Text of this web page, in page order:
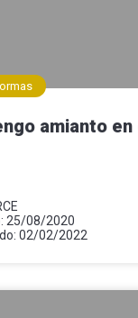
amianto en
25/08/2020
02/02/2022